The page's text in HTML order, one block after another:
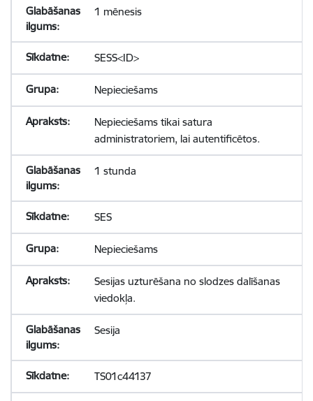
1 mēnesis
SESS<ID>
Nepieciešams
Nepieciešams tikai satura
administratoriem, lai autentificētos.
1 stunda
SES
Nepieciešams
Sesijas uzturēšana no slodzes dalīšanas
viedokļa.
Sesija
TS01c44137